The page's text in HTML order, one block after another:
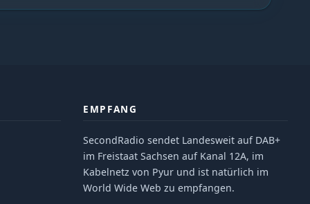
EMPFANG
SecondRadio sendet Landesweit auf DAB+
im Freistaat Sachsen auf Kanal 12A, im
Kabelnetz von Pyur und ist natürlich im
World Wide Web zu empfangen.